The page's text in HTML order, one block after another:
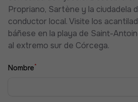
Propriano, Sartène y la ciudadela
conductor local. Visite los
báñese en la playa de Saint-
al extremo sur de Córcega.
Nombre*